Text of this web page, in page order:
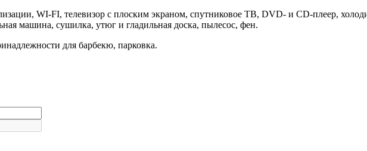
WI-FI, телевизор с плоским экраном, спутниковое ТВ, DVD- и CD-плеер,
машина, сушилка, утюг и гладильная доска, пылесос, фен.
для барбекю, парковка.